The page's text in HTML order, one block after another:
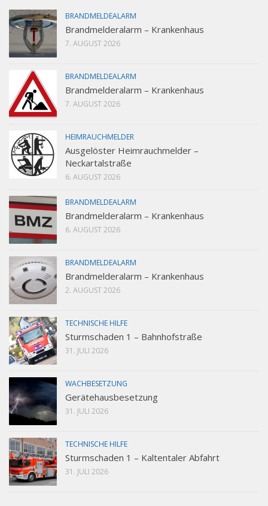
BRANDMELDEALARM
Brandmelderalarm – Krankenhaus
7. AUGUST 2026
BRANDMELDEALARM
Brandmelderalarm – Krankenhaus
7. AUGUST 2026
HEIMRAUCHMELDER
Ausgelöster Heimrauchmelder –
Neckartalstraße
6. AUGUST 2026
BRANDMELDEALARM
Brandmelderalarm – Krankenhaus
6. AUGUST 2026
BRANDMELDEALARM
Brandmelderalarm – Krankenhaus
2. AUGUST 2026
TECHNISCHE HILFE
Sturmschaden 1 – Bahnhofstraße
31. JULI 2026
WACHBESETZUNG
Gerätehausbesetzung
31. JULI 2026
TECHNISCHE HILFE
Sturmschaden 1 – Kaltentaler Abfahrt
31. JULI 2026